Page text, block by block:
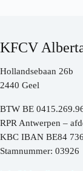
KFCV
Hollandsebaan 26b
2440 Geel
BTW BE
RPR Antwerpen –
KBC IBAN BE84
Stamnummer: 03926